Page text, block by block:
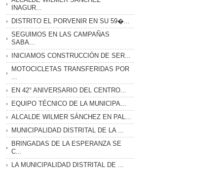
INAGUR...
DISTRITO EL PORVENIR EN SU 59�...
SEGUIMOS EN LAS CAMPAÑAS
SABA...
INICIAMOS CONSTRUCCIÓN DE SER...
MOTOCICLETAS TRANSFERIDAS POR
EN 42° ANIVERSARIO DEL CENTRO...
EQUIPO TÉCNICO DE LA MUNICIPA...
ALCALDE WILMER SÁNCHEZ EN PAL...
MUNICIPALIDAD DISTRITAL DE LA ...
BRINGADAS DE LA ESPERANZA SE
C...
LA MUNICIPALIDAD DISTRITAL DE ...